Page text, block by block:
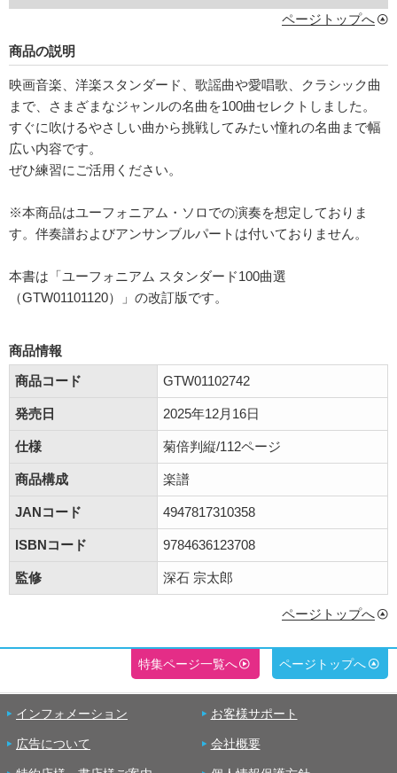
ページトップへ
商品の説明
映画音楽、洋楽スタンダード、歌謡曲や愛唱歌、クラシック曲
まで、さまざまなジャンルの名曲を100曲セレクトしました。
すぐに吹けるやさしい曲から挑戦してみたい憧れの名曲まで幅
広い内容です。
ぜひ練習にご活用ください。
※本商品はユーフォニアム・ソロでの演奏を想定しておりま
す。伴奏譜およびアンサンブルパートは付いておりません。
本書は「ユーフォニアム スタンダード100曲選
（GTW01101120）」の改訂版です。
商品情報
商品コード
GTW01102742
発売日 2025年12月16日
仕様 菊倍判縦/112ページ
商品構成 楽譜
JANコード 4947817310358
ISBNコード 9784636123708
監修 深石 宗太郎
ページトップへ
特集ページ一覧へ ページトップへ
インフォメーション お客様サポート
広告について 会社概要